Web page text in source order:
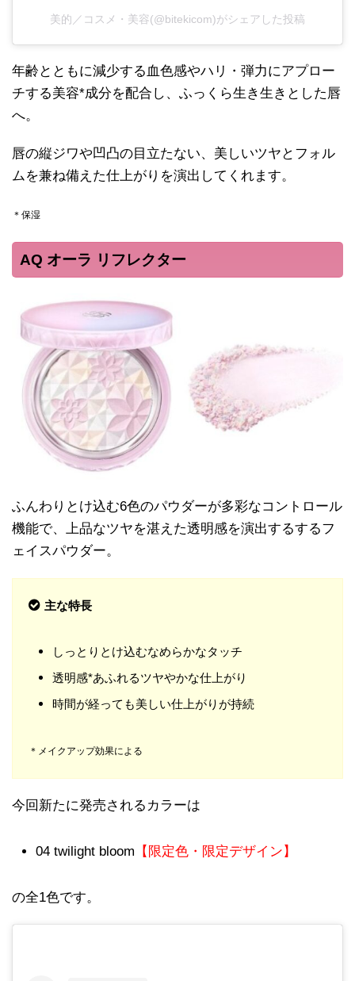
美的／コスメ・美容(@bitekicom)がシェアした投稿
年齢とともに減少する血色感やハリ・弾力にアプロー
チする美容*成分を配合し、ふっくら生き生きとした唇
へ。
唇の縦ジワや凹凸の目立たない、美しいツヤとフォル
ムを兼ね備えた仕上がりを演出してくれます。
＊保湿
AQ オーラ リフレクター
ふんわりとけ込む6色のパウダーが多彩なコントロール
機能で、上品なツヤを湛えた透明感を演出するするフ
ェイスパウダー。
主な特長
しっとりとけ込むなめらかなタッチ
透明感*あふれるツヤやかな仕上がり
時間が経っても美しい仕上がりが持続
＊メイクアップ効果による
今回新たに発売されるカラーは
04 twilight bloom 【限定色・限定デザイン】
の全1色です。